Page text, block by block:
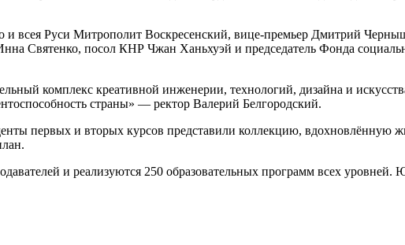
всея Руси Митрополит Воскресенский, вице-премьер Дмитрий
Святенко, посол КНР Чжан Ханьхуэй и председатель Фонда
комплекс креативной инженерии, технологий, дизайна и
страны» — ректор Валерий Белгородский.
первых и вторых курсов представили коллекцию, вдохновлённую
и реализуются 250 образовательных программ всех